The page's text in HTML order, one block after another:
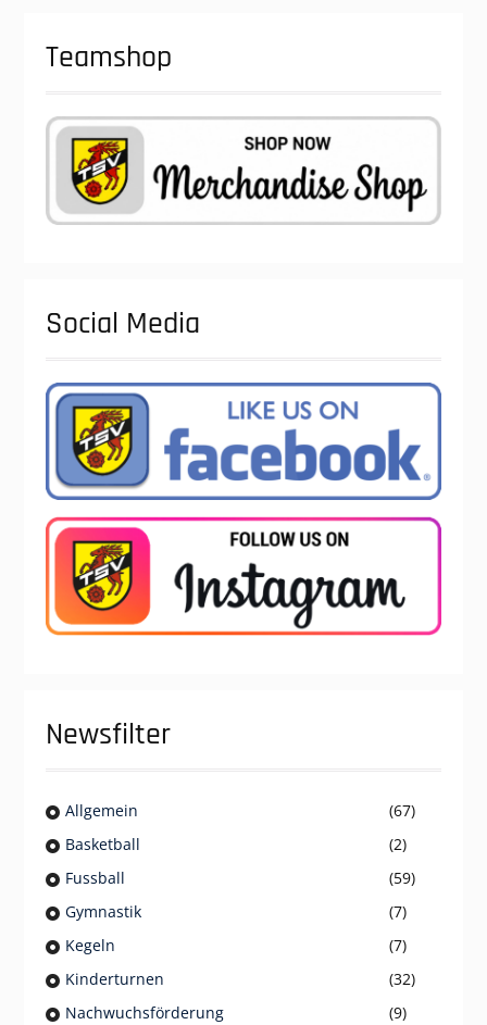
Teamshop
Social Media
Newsfilter
Allgemein
(67)
Basketball
(2)
Fussball
(59)
Gymnastik
(7)
Kegeln
(7)
Kinderturnen
(32)
Nachwuchsförderung
(9)